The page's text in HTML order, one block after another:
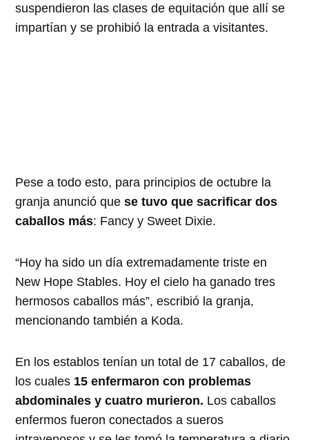
suspendieron las clases de equitación que allí se
impartían y se prohibió la entrada a visitantes.
Pese a todo esto, para principios de octubre la
granja anunció quese tuvo que sacrificar dos
caballos más: Fancy y Sweet Dixie.
“Hoy ha sido un día extremadamente triste en
New Hope Stables. Hoy el cielo ha ganado tres
hermosos caballos más”, escribió la granja,
mencionando también a Koda.
En los establos tenían un total de 17 caballos, de
los cuales 15 enfermaron con problemas
abdominales y cuatro murieron. Los caballos
enfermos fueron conectados a sueros